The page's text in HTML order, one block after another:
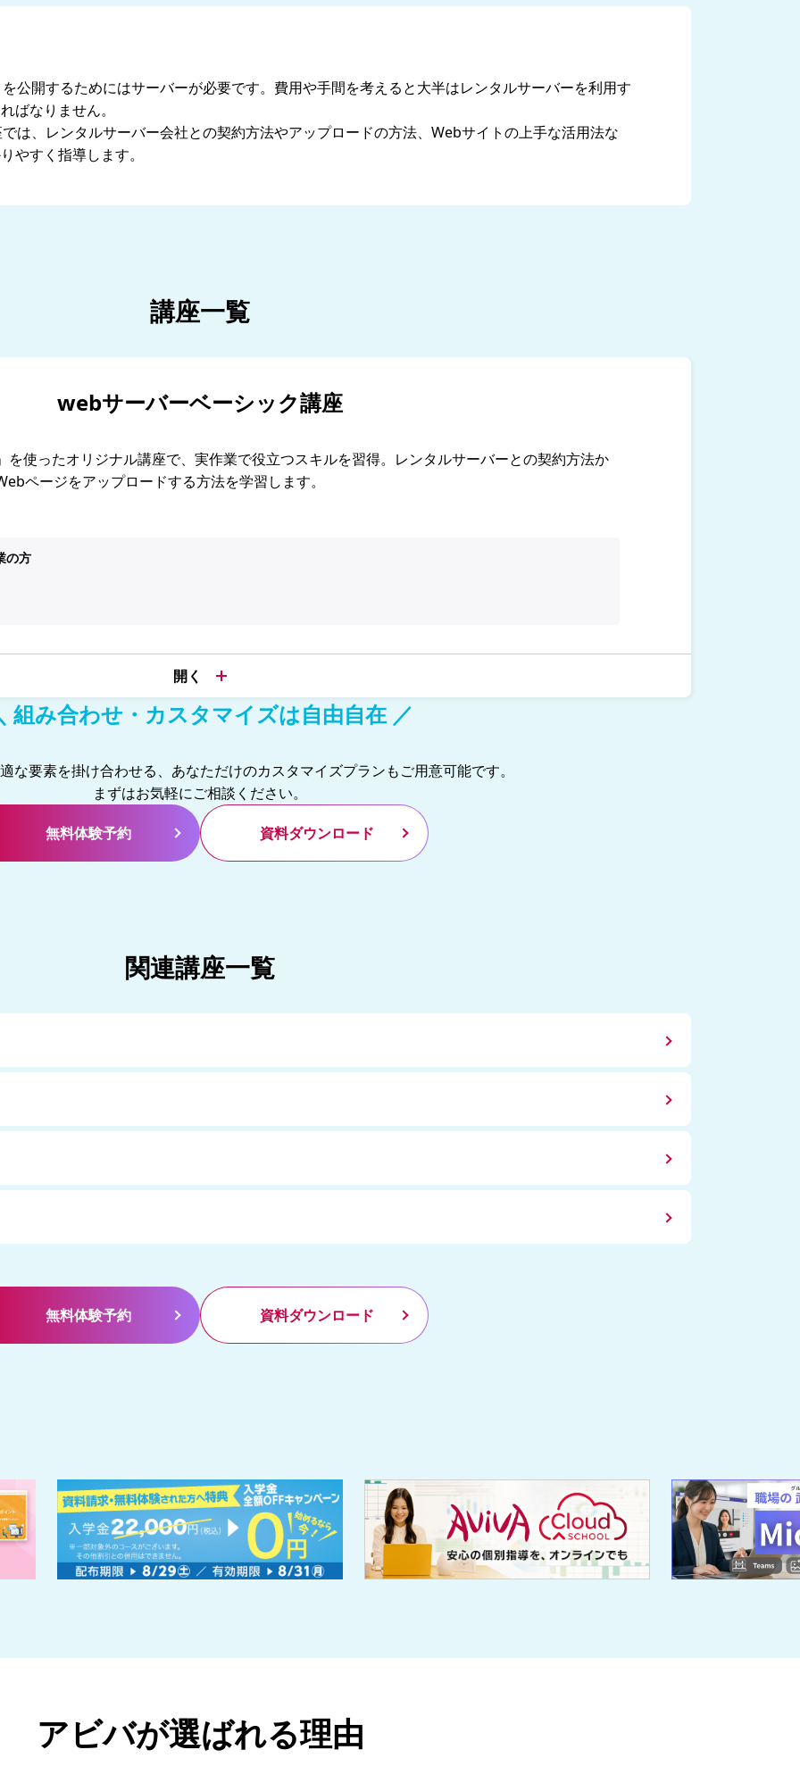
公開するためにはサーバーが必要です。費用や手間を考えると大半はレンタルサーバーを利用す
ばなりません。
は、レンタルサーバー会社との契約方法やアップロードの方法、Webサイトの上手な活用法な
やすく指導します。
講座一覧
webサーバーベーシック講座
を使ったオリジナル講座で、実作業で役立つスキルを習得。レンタルサーバーとの契約方法か
ページをアップロードする方法を学習します。
の方
組み合わせ・カスタマイズは自由自在 ／
な要素を掛け合わせる、あなただけのカスタマイズプランもご用意可能です。
まずはお気軽にご相談ください。
無料体験予約 資料ダウンロード
関連講座一覧
無料体験予約 資料ダウンロード
アビバが選ばれる理由